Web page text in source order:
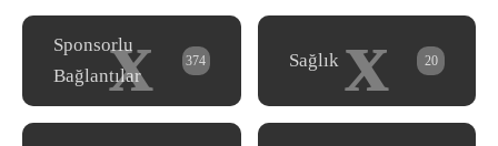
x
Sponsorlu
Bağlantılar
374 x
Sağlık 20